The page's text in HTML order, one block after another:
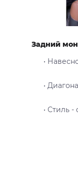
Задний
•
•
• Стиль